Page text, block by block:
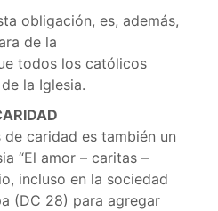
obligación, es, además,
de la
todos los católicos
la Iglesia.
caridad es también un
“El amor – caritas –
incluso en la sociedad
(DC 28) para agregar